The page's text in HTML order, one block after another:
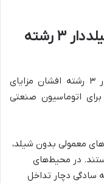
۱.۲. تفاوت‌های کلیدی: چرا شیلددار ۳ رشته
در مقایسه با سایر کابل‌ها، کابل شیلددار ۳ رشته افشان مزایای
اتوماسیون صنعتی
معمولی بدون شیلد،
در محیط‌های
سادگی دچار تداخل